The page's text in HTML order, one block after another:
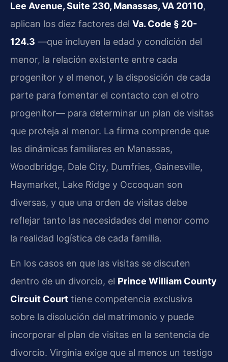
Lee Avenue, Suite 230, Manassas, VA 20110,
aplican los diez factores del Va. Code § 20-
124.3 —que incluyen la edad y condición del
menor, la relación existente entre cada
progenitor y el menor, y la disposición de cada
parte para fomentar el contacto con el otro
progenitor— para determinar un plan de visitas
que proteja al menor. La firma comprende que
las dinámicas familiares en Manassas,
Woodbridge, Dale City, Dumfries, Gainesville,
Haymarket, Lake Ridge y Occoquan son
diversas, y que una orden de visitas debe
reflejar tanto las necesidades del menor como
la realidad logística de cada familia.
En los casos en que las visitas se discuten
dentro de un divorcio, el Prince William County
Circuit Court tiene competencia exclusiva
sobre la disolución del matrimonio y puede
incorporar el plan de visitas en la sentencia de
divorcio. Virginia exige que al menos un testigo